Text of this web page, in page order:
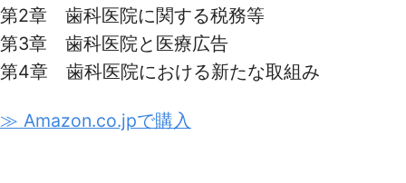
第2章 歯科医院に関する税務等
第3章 歯科医院と医療広告
第4章 歯科医院における新たな取組み
≫ Amazon.co.jpで購入